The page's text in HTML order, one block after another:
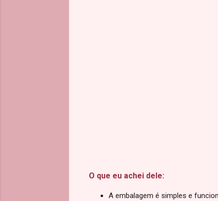
O que eu achei dele:
A embalagem é simples e